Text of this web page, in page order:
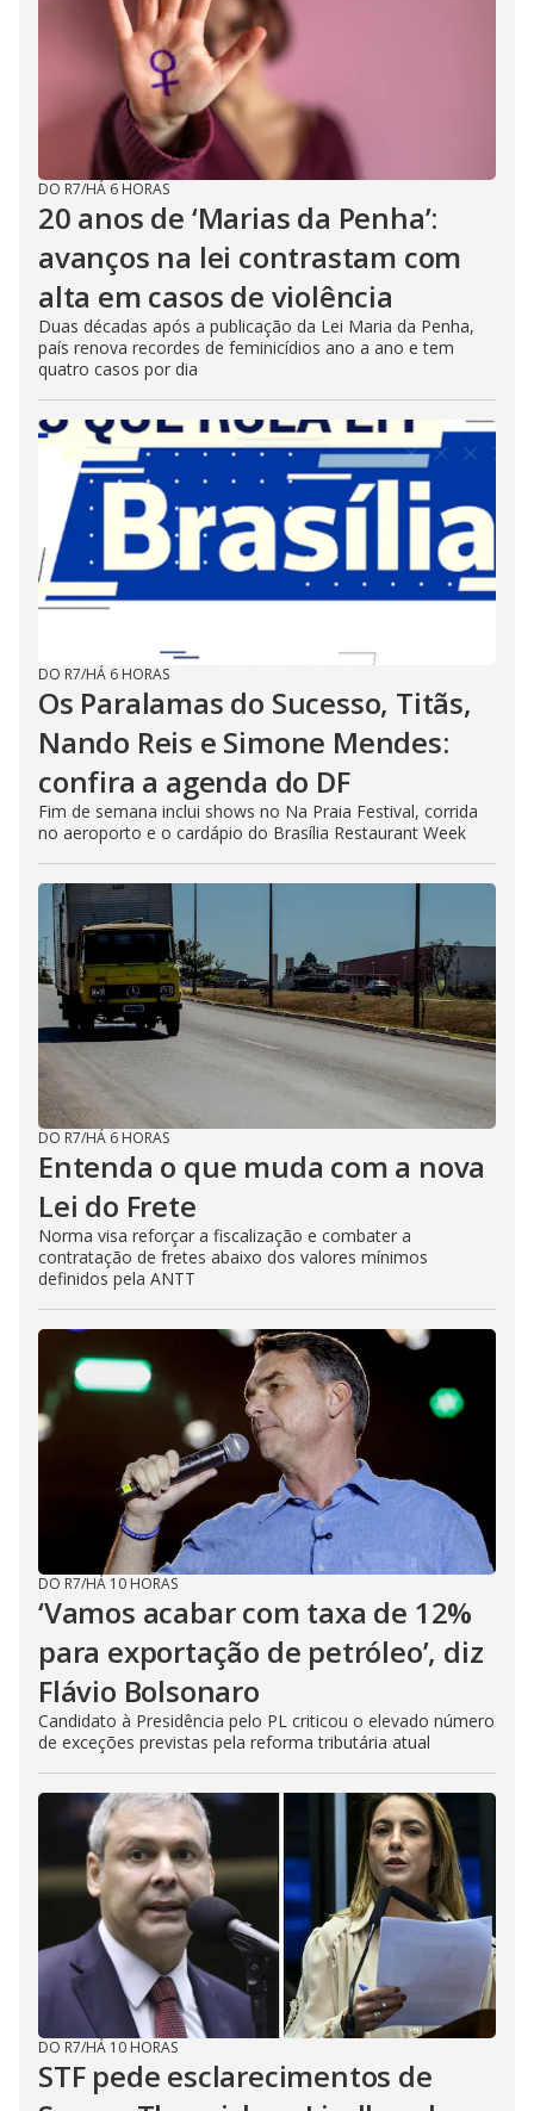
DO R7/HÁ 6 HORAS
20 anos de ‘Marias da Penha’:
avanços na lei contrastam com
alta em casos de violência
Duas décadas após a publicação da Lei Maria da Penha,
país renova recordes de feminicídios ano a ano e tem
quatro casos por dia
DO R7/HÁ 6 HORAS
Os Paralamas do Sucesso, Titãs,
Nando Reis e Simone Mendes:
confira a agenda do DF
Fim de semana inclui shows no Na Praia Festival, corrida
no aeroporto e o cardápio do Brasília Restaurant Week
DO R7/HÁ 6 HORAS
Entenda o que muda com a nova
Lei do Frete
Norma visa reforçar a fiscalização e combater a
contratação de fretes abaixo dos valores mínimos
definidos pela ANTT
DO R7/HÁ 10 HORAS
‘Vamos acabar com taxa de 12%
para exportação de petróleo’, diz
Flávio Bolsonaro
Candidato à Presidência pelo PL criticou o elevado número
de exceções previstas pela reforma tributária atual
DO R7/HÁ 10 HORAS
STF pede esclarecimentos de